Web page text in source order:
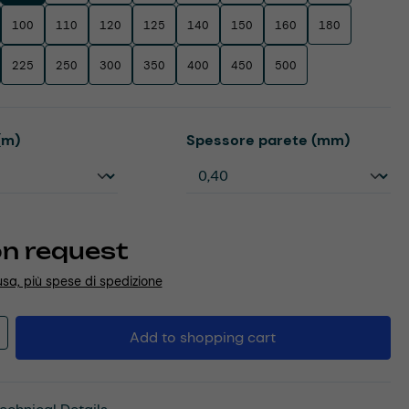
request
più spese di spedizione
100 110 120 125 140 150 160 180
225 250 300 350 400 450 500
Select
Spessore parete (mm)
Quantity: Enter the desired amount
Add to shopping cart